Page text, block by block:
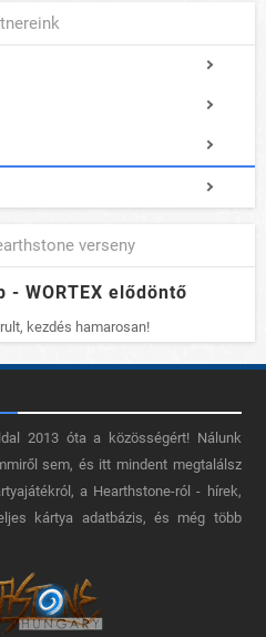
verseny
- WORTEX elődöntő
kezdés hamarosan!
2013 óta a közösségért! Nálunk
sem, és itt mindent megtalálsz
a Hearthstone-ról - hírek,
kártya adatbázis, és még több